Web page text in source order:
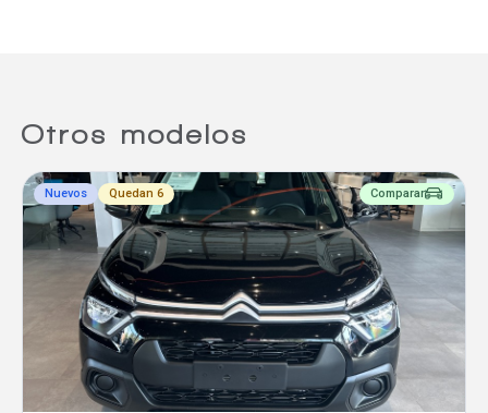
Otros modelos
Nuevos Quedan 6 Comparar
Agregar un vehículo
Agregar un vehículo